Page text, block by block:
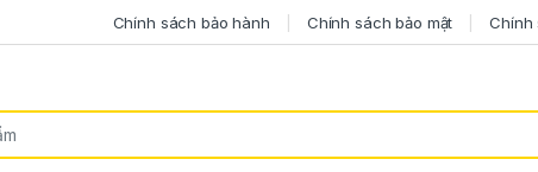
Chính sách bảo hành Chính sách bảo mật Chính